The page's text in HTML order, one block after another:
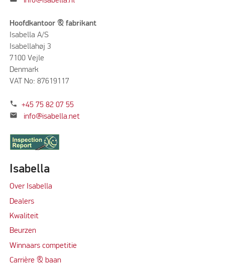
Hoofdkantoor & fabrikant
Isabella A/S
Isabellahøj 3
7100 Vejle
Denmark
VAT No: 87619117
phone +45 75 82 07 55
mail info@isabella.net
Isabella
Over Isabella
Dealers
Kwaliteit
Beurzen
Winnaars competitie
Carrière & baan